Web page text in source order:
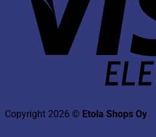
Copyright 2026 © Etola Shops Oy